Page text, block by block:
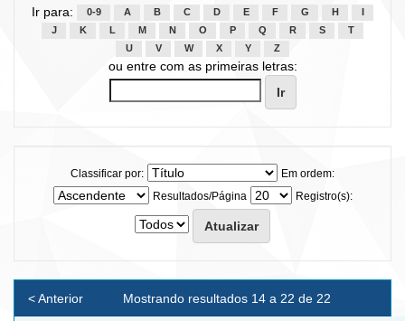
Ir para: 0-9 A B C D E F G H
J
K L M N O P Q R S
T
U
V W X Y Z
ou entre com as primeiras letras:
Classificar por:
Em ordem:
Resultados/Página
Registro(s):
Mostrando resultados 14 a 22 de 22
< Anterior